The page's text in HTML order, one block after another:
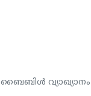
ബൈബിൾ വ്യാഖ്യാനം